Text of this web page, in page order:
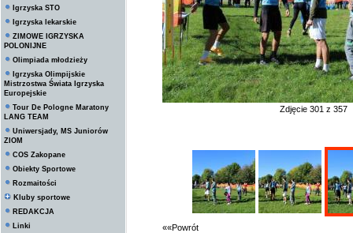
Igrzyska STO
Igrzyska lekarskie
ZIMOWE IGRZYSKA
POLONIJNE
Olimpiada młodzieży
Igrzyska Olimpijskie
Mistrzostwa Świata Igrzyska
Europejskie
Tour De Pologne Maratony
LANG TEAM
Uniwersjady, MS Juniorów
ZIOM
COS Zakopane
Obiekty Sportowe
Rozmaitości
Kluby sportowe
REDAKCJA
Linki
Zdjęcie 301 z 357
««Powrót